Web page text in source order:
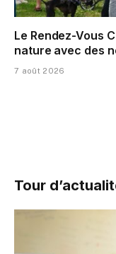
Le Rendez-Vous
nature avec des
7 août 2026
Tour